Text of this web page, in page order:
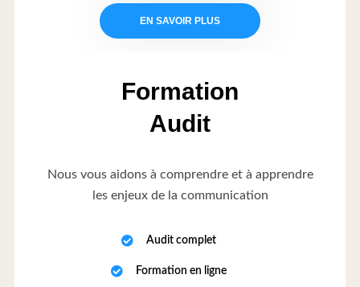
EN SAVOIR PLUS
Formation
Audit
Nous vous aidons à comprendre et à apprendre
les enjeux de la communication
Audit complet
Formation en ligne